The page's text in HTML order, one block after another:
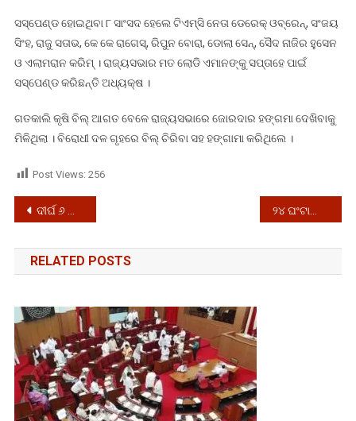
ସସ୍‌ପେଣ୍ଡ ହୋଇଥିବା ୮ ସାଂସଦ ହେଲେ ଟିଏମ୍‌ସି ନେତା ଡେରେକ୍ ଓବ୍ରେନ୍‌, ସଂଜୟ
ସିଂହ, ରାଜୁ ସତାଭ, କେ କେ ରାଗେସ୍‌, ରିପୁନ ବୋରା, ଡୋଲା ସେନ୍‌, ସୈଦ ନାଜିର ହୁସେନ
ଓ ଏଲାମରାନ କରିମ୍ । ରାଜ୍ୟସଭାର ମତ ଲୋଡି ଏମାନଙ୍କୁ ସପ୍ତାହେ ପାଇଁ
ସସ୍‌ପେଣ୍ଡ କରିଛନ୍ତି ଅଧ୍ୟକ୍ଷ ।
ଗତକାଲି କୃଷି ବିଲ୍ ଆଗତ ବେଳେ ରାଜ୍ୟସଭାରେ ଜୋରଦାର ହଙ୍ଗମା ଦେଖିବାକୁ
ମିଳିଥିଲା । ବିରୋଧୀ ଦଳ ଗୃହରେ ବିଲ୍ ଚିରିବା ସହ ହଙ୍ଗାମା କରିଥିଲେ ।
Post Views: 256
Post
navigation
ଦୀର୍ଘ ୬ ମାସ ପରେ ଖୋଲିଲା ତାଜମହଲ
RELATED POSTS